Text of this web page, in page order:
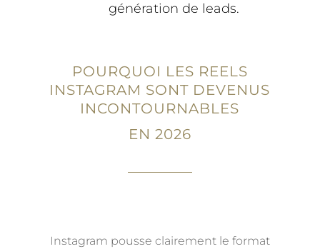
génération de leads.
POURQUOI LES REELS
INSTAGRAM SONT DEVENUS
INCONTOURNABLES
EN 2026
Instagram pousse clairement le format